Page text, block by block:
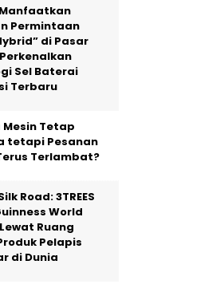
Permintaan
di Pasar
Sel Baterai
Terbaru
Mesin Tetap
tetapi Pesanan
Terlambat?
Road: 3TREES
World
Ruang
Pelapis
di Dunia